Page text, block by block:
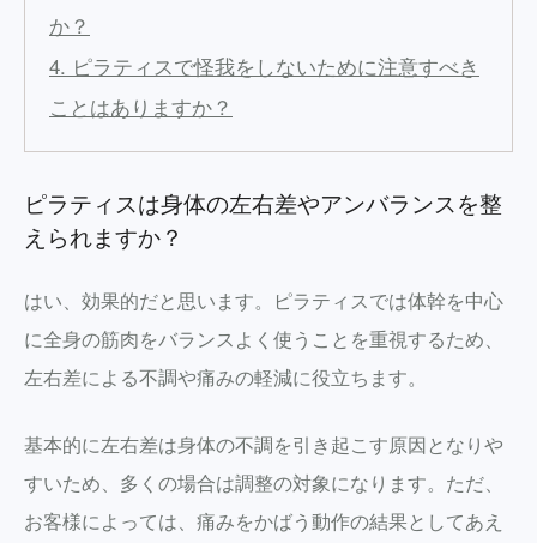
か？
4. ピラティスで怪我をしないために注意すべき
ことはありますか？
ピラティスは身体の左右差やアンバランスを整
えられますか？
はい、効果的だと思います。ピラティスでは体幹を中心
に全身の筋肉をバランスよく使うことを重視するため、
左右差による不調や痛みの軽減に役立ちます。
基本的に左右差は身体の不調を引き起こす原因となりや
すいため、多くの場合は調整の対象になります。ただ、
お客様によっては、痛みをかばう動作の結果としてあえ